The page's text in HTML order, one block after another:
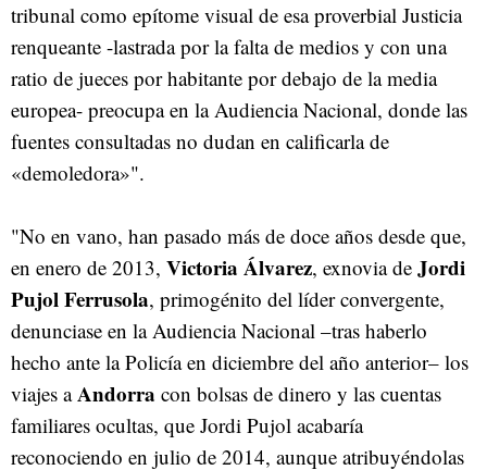
tribunal como epítome visual de esa proverbial Justicia
renqueante -lastrada por la falta de medios y con una
ratio de jueces por habitante por debajo de la media
europea- preocupa en la Audiencia Nacional, donde las
fuentes consultadas no dudan en calificarla de
«demoledora»".
"No en vano, han pasado más de doce años desde que,
en enero de 2013, Victoria Álvarez, exnovia de Jordi
Pujol Ferrusola, primogénito del líder convergente,
denunciase en la Audiencia Nacional –tras haberlo
hecho ante la Policía en diciembre del año anterior– los
viajes aAndorra con bolsas de dinero y las cuentas
familiares ocultas, que Jordi Pujol acabaría
reconociendo en julio de 2014, aunque atribuyéndolas